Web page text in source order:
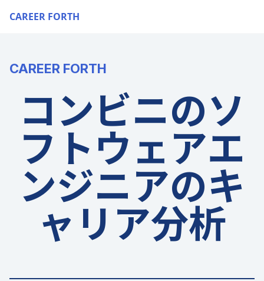
CAREER FORTH
CAREER FORTH
コンビニのソ
フトウェアエ
ンジニアのキ
ャリア分析